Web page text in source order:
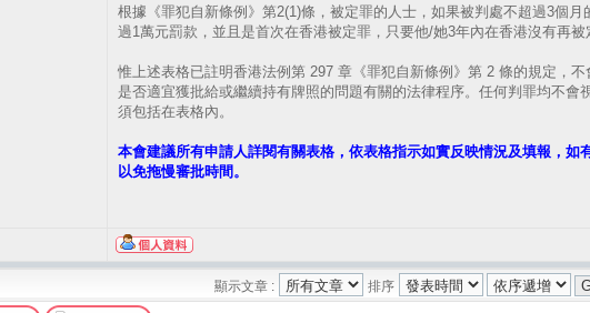
根據《罪犯自新條例》第2(1)條，被定罪的人士，如果被判處不超過3個
過1萬元罰款，並且是首次在香港被定罪，只要他/她3年內在香港沒有再被
惟上述表格已註明香港法例第 297 章《罪犯自新條例》第 2 條的規定，
是否適宜獲批給或繼續持有牌照的問題有關的法律程序。任何判罪均不會
須包括在表格內。
本會建議所有申請人詳閱有關表格，依表格指示如實反映情況及填報，如
以免拖慢審批時間。
顯示文章 : 排序